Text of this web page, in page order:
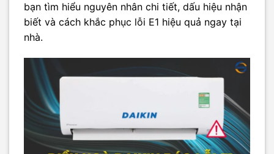
bạn tìm hiểu nguyên nhân chi tiết, dấu hiệu nhận
biết và cách khắc phục lỗi E1 hiệu quả ngay tại
nhà.